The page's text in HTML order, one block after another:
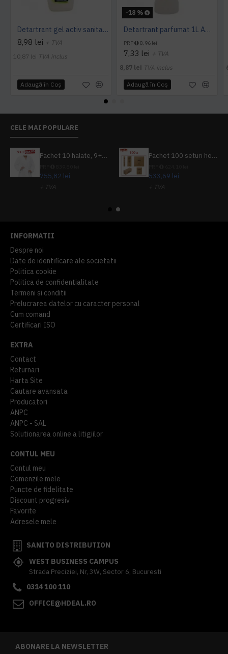
Detartrant gel activ sanitarizant 750ml AQAS
8,98 lei + TVA
10,87 lei TVA inclus
Adaugă în Coş
-18 %
Detartrant parfumat 1L AQAS
PRP 8,96 lei
7,33 lei + TVA
8,87 lei TVA inclus
Adaugă în Coş
CELE MAI POPULARE
Pachet 10 halate, 9+1 gratuit
755,82 lei
+ TVA
Pachet 100 seturi hoteliere, set dentar, set barbierit, casca de dus, pila unghii, set cusut
533,69 lei
+ TVA
INFORMATII
Despre noi
Date de identificare ale societatii
Politica cookie
Politica de confidentialitate
Termeni si conditii
Prelucrarea datelor cu caracter personal
Cum comand
Certificari ISO
EXTRA
Contact
Returnari
Harta Site
Cautare avansata
Producatori
ANPC
ANPC - SAL
Solutionarea online a litigiilor
CONTUL MEU
Contul meu
Comenzile mele
Puncte de fidelitate
Discount progresiv
Favorite
Adresele mele
SANITO DISTRIBUTION
WEST BUSINESS CAMPUS
Strada Preciziei, Nr, 3W, Sector 6, Bucuresti
0314 100 110
OFFICE@HDEAL.RO
ABONARE LA NEWSLETTER